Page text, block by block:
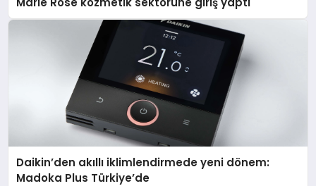
Daikin’den akıllı iklimlendirmede yeni dönem:
Madoka Plus Türkiye’de